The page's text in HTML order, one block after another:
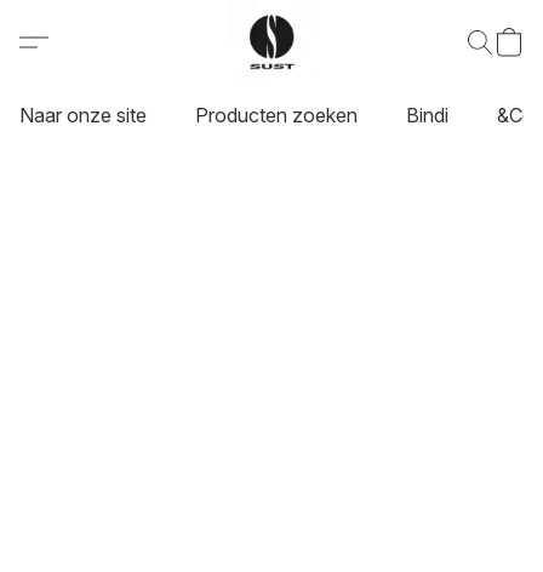
Naar onze site Producten zoeken Bindi &Co